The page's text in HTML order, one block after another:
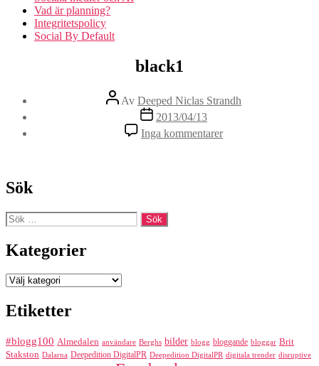
Vad är planning?
Integritetspolicy
Social By Default
black1
Inläggsförfattare
Av Deeped Niclas Strandh
Inläggsdatum
2013/04/13
Inga kommentarertill
black1
Sök
Sök
efter:
Kategorier
Kategorier
Etiketter
#blogg100 Almedalen användare Berghs bilder blogg bloggande bloggar Brit
Stakston Dalarna Deepedition DigitalPR Deepedition DigitalPR digitala trender disruptive